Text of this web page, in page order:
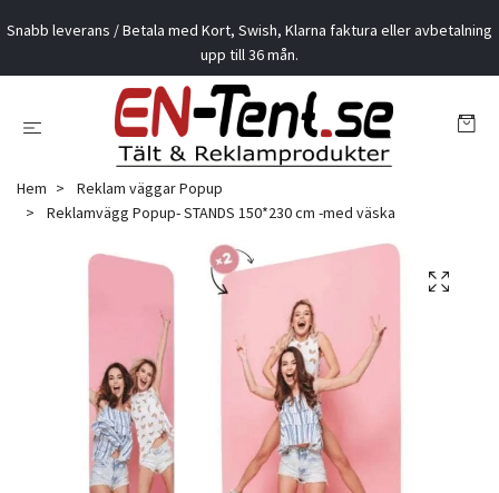
Snabb leverans / Betala med Kort, Swish, Klarna faktura eller avbetalning
upp till 36 mån.
Hem
Reklam väggar Popup
Reklamvägg Popup- STANDS 150*230 cm -med väska